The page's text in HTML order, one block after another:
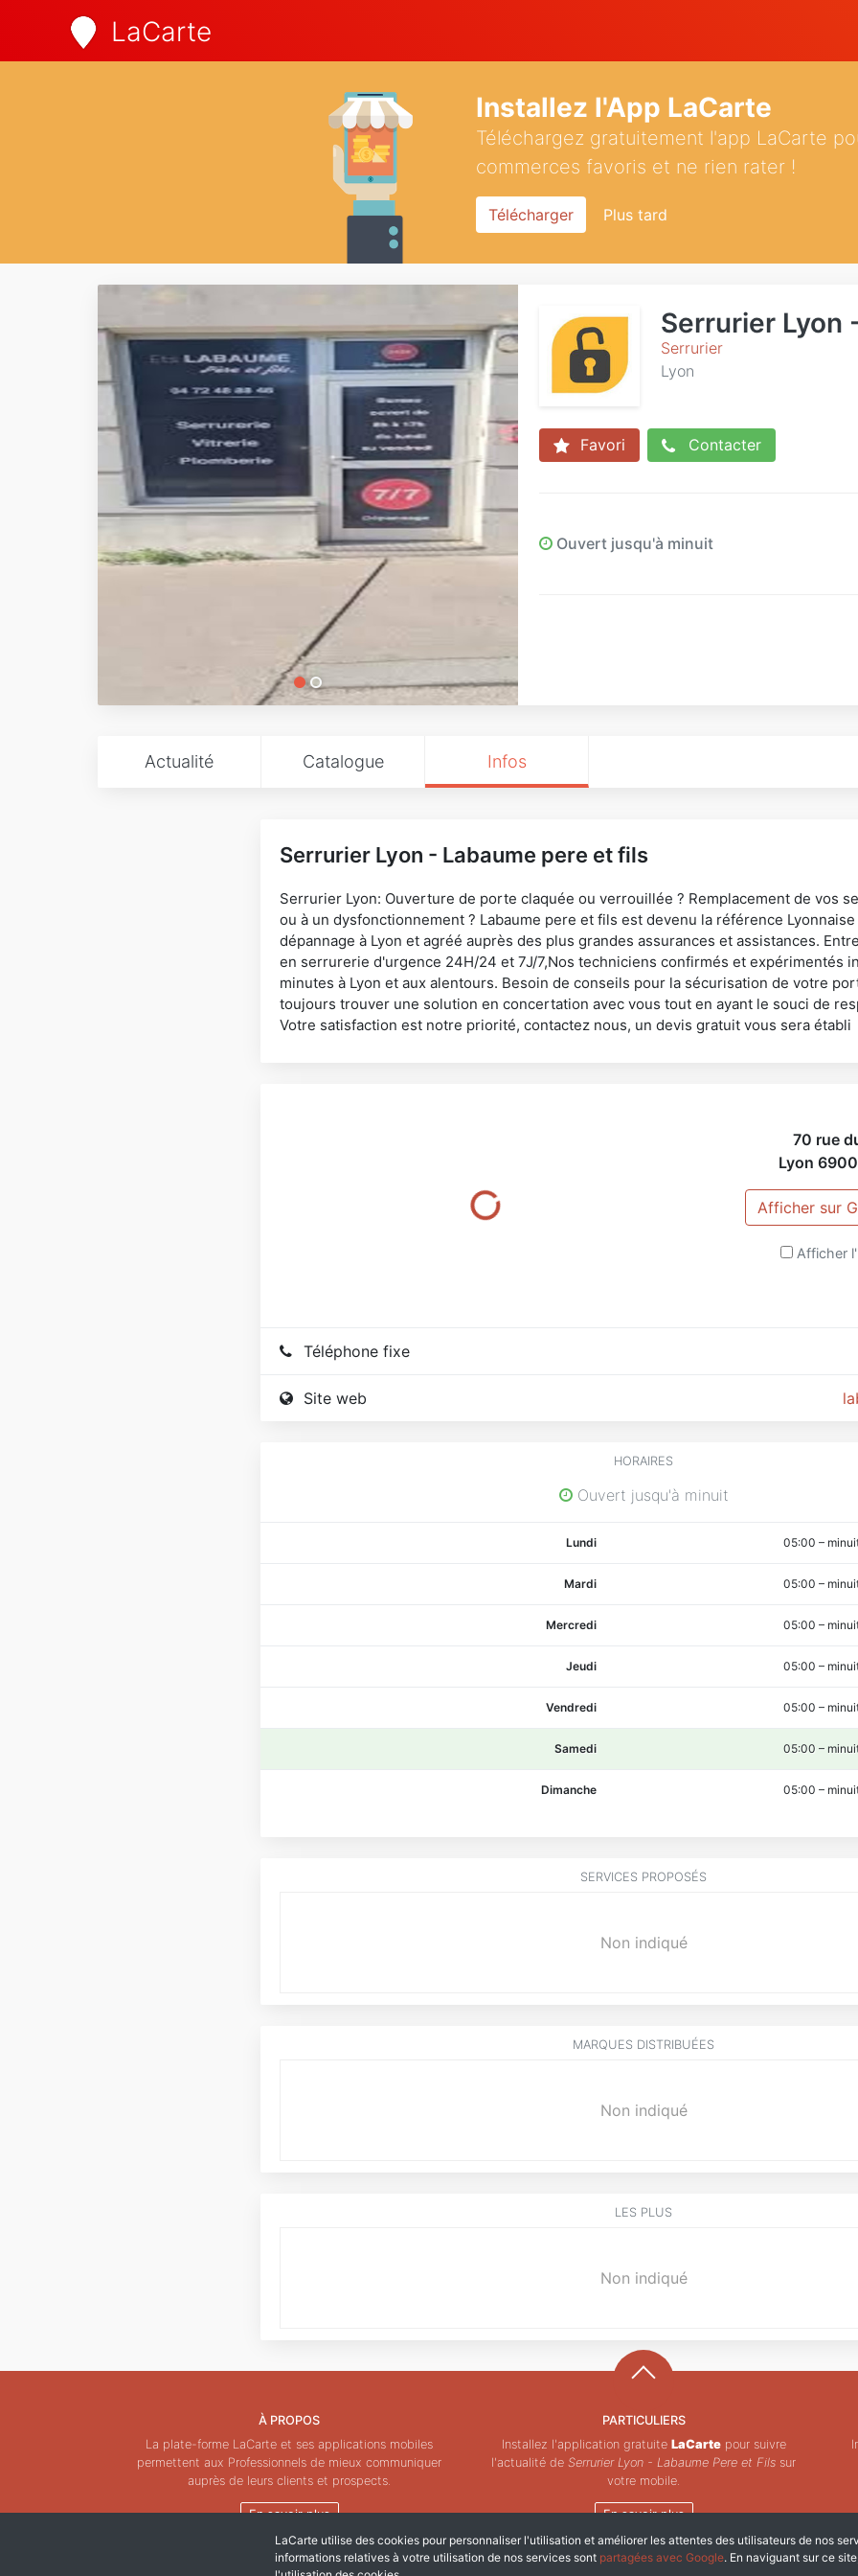
LaCarte
Installez l'App LaCarte
Téléchargez gratuitement l'app LaCarte
commerces favoris et ne rien rater !
Télécharger Plus tard
Serrurier Lyon
Serrurier
Lyon
Favori Contacter
Ouvert jusqu'à minuit
Actualité Catalogue Infos
Serrurier Lyon - Labaume pere et fils
Serrurier Lyon: Ouverture de porte claquée ou verrouillée ? Remplacement de vos
ou à un dysfonctionnement ? Labaume pere et fils est devenu la référence
dépannage à Lyon et agréé auprès des plus grandes assurances et assistances.
en serrurerie d'urgence 24H/24 et 7J/7,Nos techniciens confirmés et expérimentés
minutes à Lyon et aux alentours. Besoin de conseils pour la sécurisation de votre
toujours trouver une solution en concertation avec vous tout en ayant le souci de
Votre satisfaction est notre priorité, contactez nous, un devis gratuit vous sera établi
70 rue
Lyon
Afficher sur
Afficher
Téléphone fixe
Site web
HORAIRES
Ouvert jusqu'à minuit
Lundi 05:00 –
Mardi 05:00 –
Mercredi 05:00 –
Jeudi 05:00 –
Vendredi 05:00 –
Samedi 05:00 –
Dimanche 05:00 –
SERVICES PROPOSÉS
Non indiqué
MARQUES DISTRIBUÉES
Non indiqué
LES PLUS
Non indiqué
À PROPOS
La plate-forme LaCarte et ses applications mobiles
permettent aux Professionnels de mieux communiquer
auprès de leurs clients et prospects.
En savoir plus
PARTICULIERS
Installez l'application gratuite LaCartepour suivre
l'actualité de Serrurier Lyon - Labaume Pere et Fils sur
votre mobile.
En savoir plus
Copyright © ZeMAP 2026 - Tous droits réservés.
LaCarte utilise des cookies pour personnaliser l'utilisation et améliorer les attentes des utilisateurs de nos
informations relatives à votre utilisation de nos services sont partagées avec Google. En naviguant sur ce